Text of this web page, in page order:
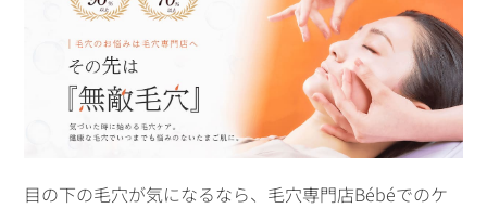
目の下の毛穴が気になるなら、毛穴専門店Bébéでのケ